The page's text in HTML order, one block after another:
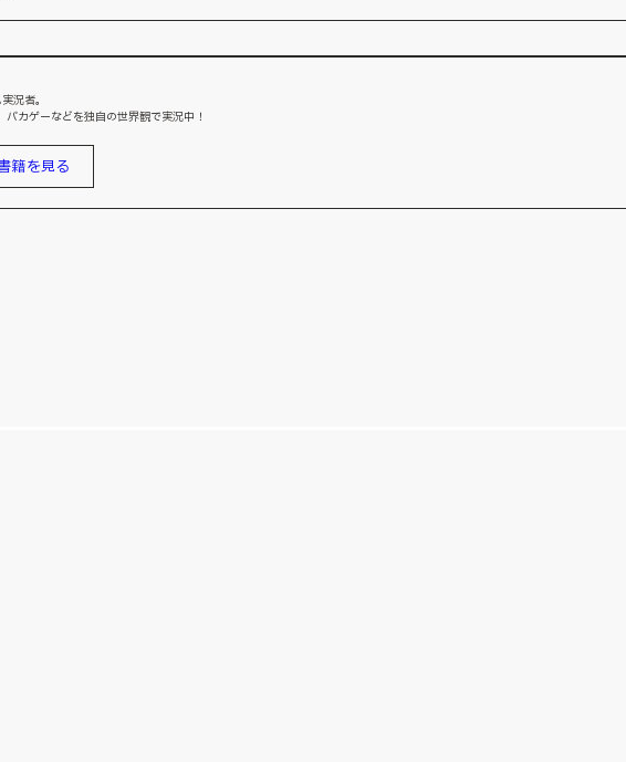
況者。
カゲーなどを独自の世界観で実況中！
籍を見る